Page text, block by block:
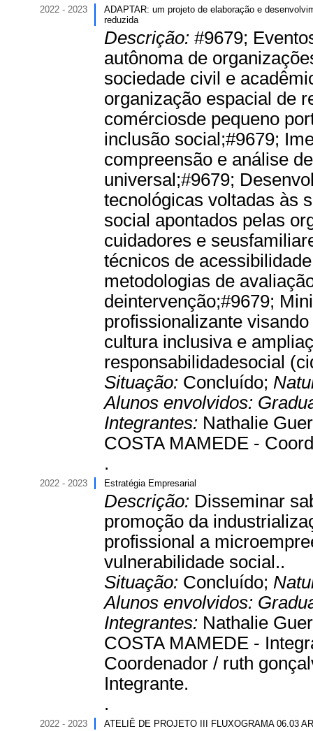
2022 - 2023
ADAPTAR: um projeto de elaboração e
reduzida
Descrição: #9679;
autônoma de
sociedade civil e
organização espacial de
comérciosde pequeno
inclusão social;#9679;
compreensão e análise
universal;#9679;
tecnológicas voltadas às
social apontados pelas
cuidadores e
técnicos de
metodologias de
deintervenção;#9679;
profissionalizante
cultura inclusiva e
responsabilidadesocial
Situação: Concluído;
Alunos envolvidos:
Integrantes: Nathalie
COSTA MAMEDE -
.
2022 - 2023 Estratégia Empresarial
Descrição: Disseminar
promoção da
profissional a
vulnerabilidade social..
Situação: Concluído;
Alunos envolvidos:
Integrantes: Nathalie
COSTA MAMEDE -
Coordenador / ruth
Integrante.
.
2022 - 2023 ATELIÊ DE PROJETO III FLUXOGRAMA 06.03